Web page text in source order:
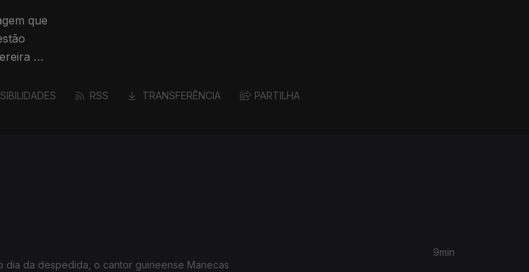
que
do
RSS TRANSFERÊNCIA PARTILHA
dia da despedida, o cantor guineense Manecas
9min